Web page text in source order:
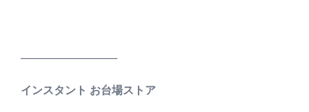
インスタント お台場ストア